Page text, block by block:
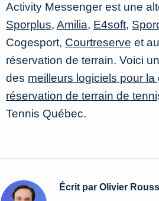
Activity Messenger est une
Sporplus, Amilia, E4soft,
Cogesport, Courtreserve et
réservation de terrain. Voici
des meilleurs logiciels pour la
réservation de terrain de tenni
Tennis Québec.
Écrit par Olivier